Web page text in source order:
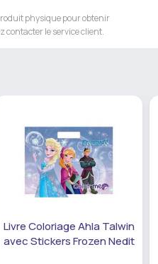
physique pour obtenir
contacter le service client.
Livre Coloriage Ahla Talwin
avec Stickers Frozen Nedit